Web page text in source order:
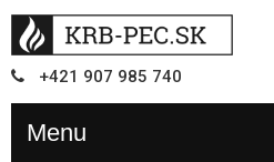
+421 907 985 740
Menu